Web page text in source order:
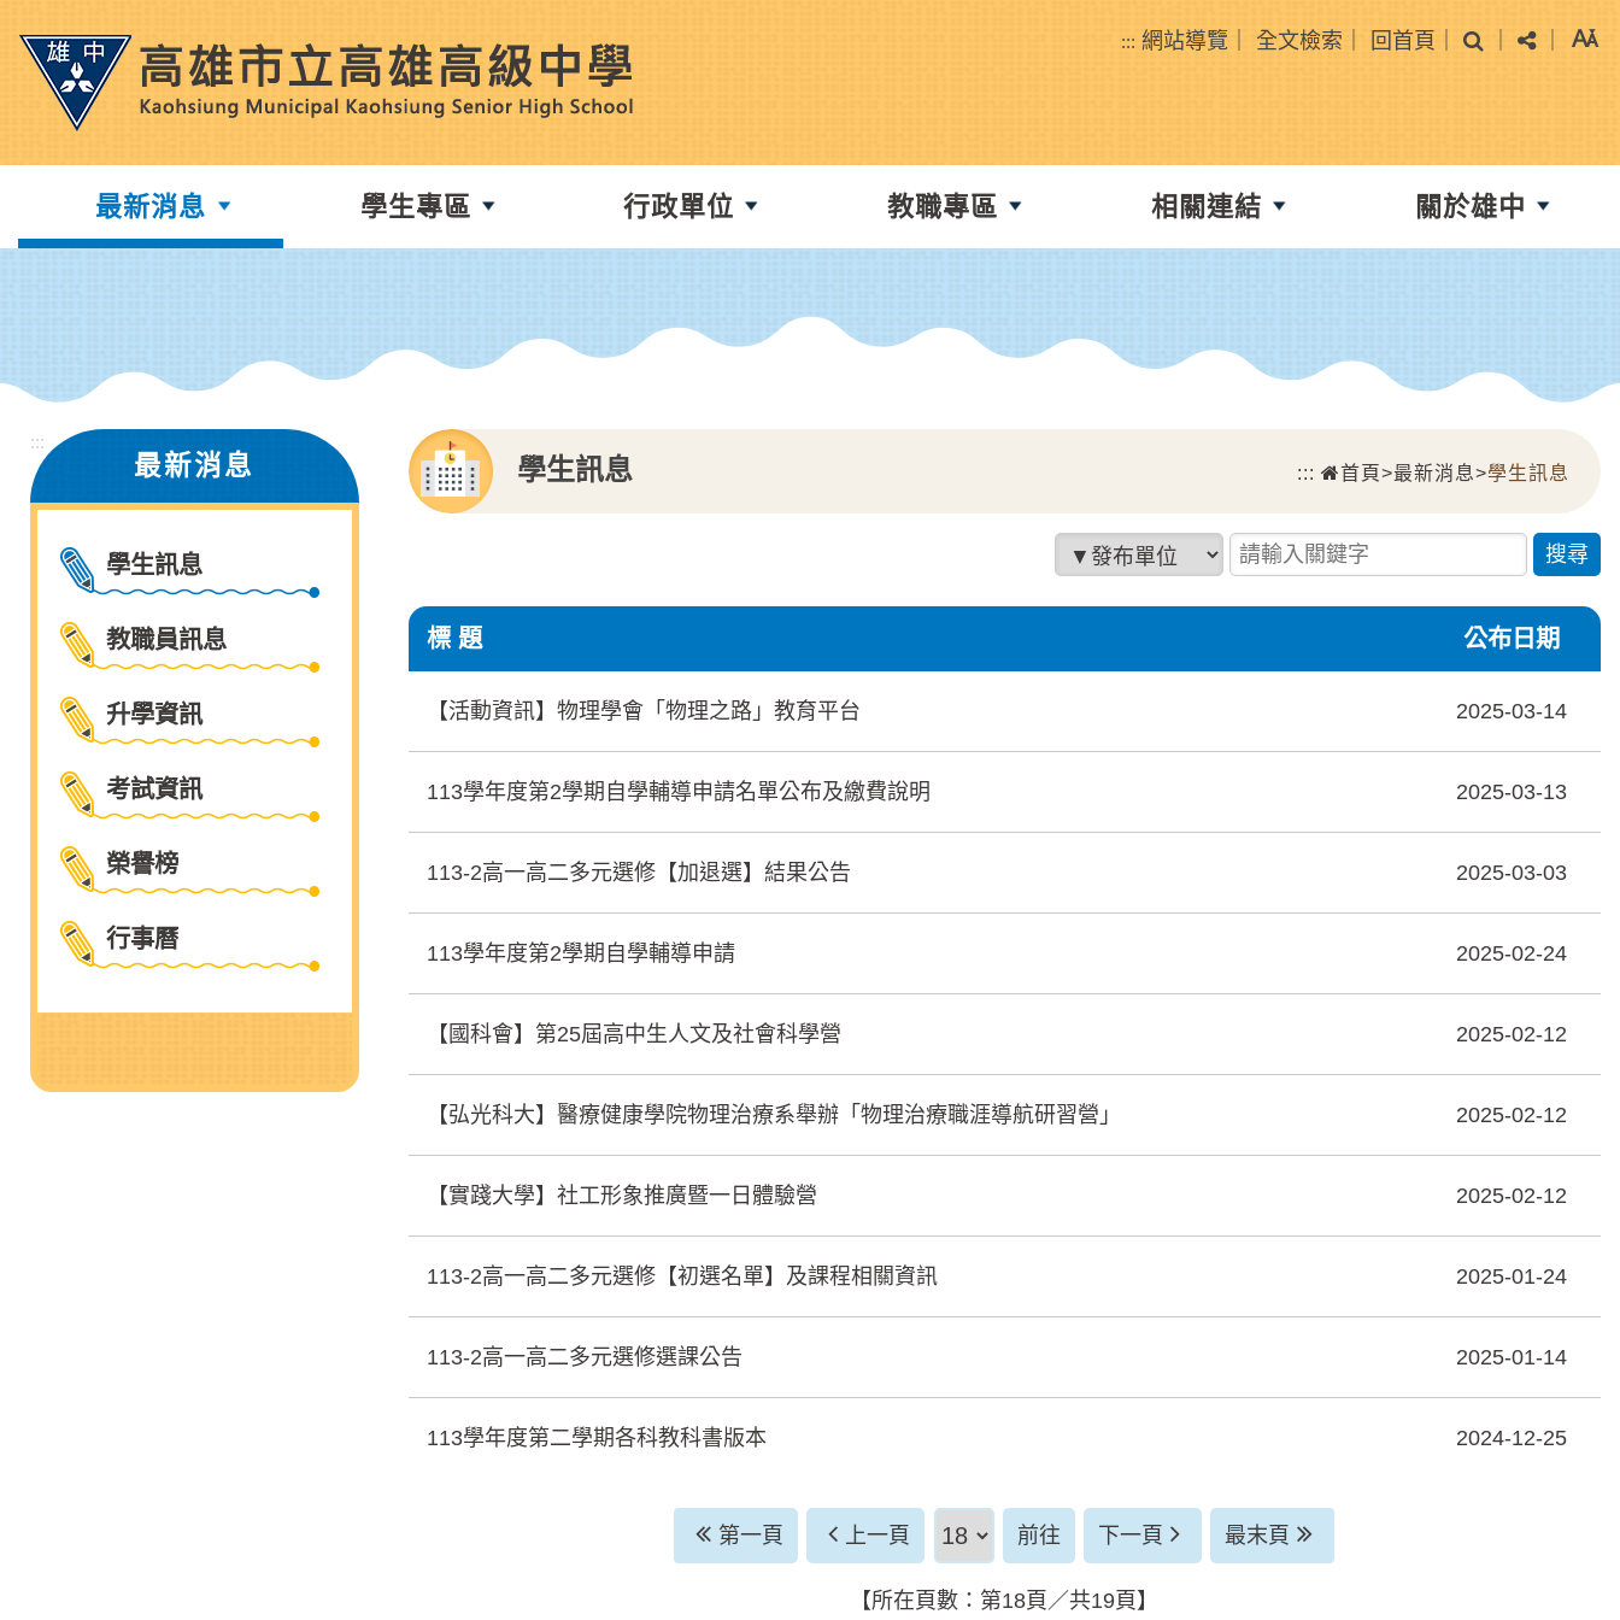
塊
::: 網站導覽 全文檢索 回首頁 搜尋 分享
最新消息 學生專區 行政單位 教職專區 相關連結 關於雄中
:::
最新消息
學生訊息
教職員訊息
升學資訊
考試資訊
榮譽榜
行事曆
學生訊息 ::: 首頁>最新消息>學生訊息
發布單位 請輸入關鍵字
標 題 公布日期
【活動資訊】物理學會「物理之路」教育平台 2025-03-14
113學年度第2學期自學輔導申請名單公布及繳費說明 2025-03-13
113-2高一高二多元選修【加退選】結果公告 2025-03-03
113學年度第2學期自學輔導申請 2025-02-24
【國科會】第25屆高中生人文及社會科學營 2025-02-12
【弘光科大】醫療健康學院物理治療系舉辦「物理治療職涯導航研習營」 2025-02-12
【實踐大學】社工形象推廣暨一日體驗營 2025-02-12
113-2高一高二多元選修【初選名單】及課程相關資訊 2025-01-24
113-2高一高二多元選修選課公告 2025-01-14
113學年度第二學期各科教科書版本 2024-12-25
第一頁 上一頁 前往頁 前往 下一頁 最末頁
【所在頁數：第18頁／共19頁】